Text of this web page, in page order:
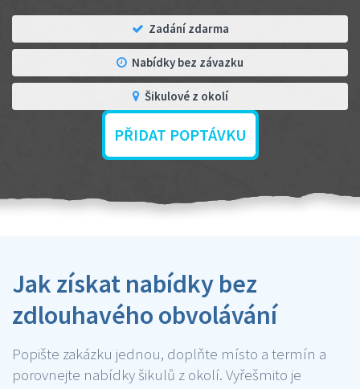
Zadání zdarma
Nabídky bez závazku
Šikulové z okolí
PŘIDAT POPTÁVKU
Jak získat nabídky bez
zdlouhavého obvolávání
Popište zakázku jednou, doplňte místo a termín a
porovnejte nabídky šikulů z okolí. Vyřešmito je